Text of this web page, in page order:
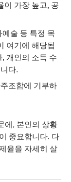
이 가장 높고, 공
술 등 특정 목
여기에 해당됩
개인의 소득 수
다.
조합에 기부하
에, 본인의 상황
중요합니다. 다
율을 자세히 살